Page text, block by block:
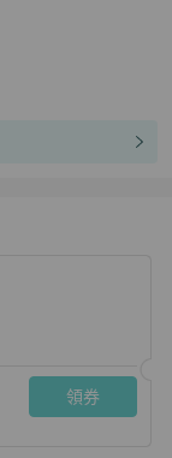
領券